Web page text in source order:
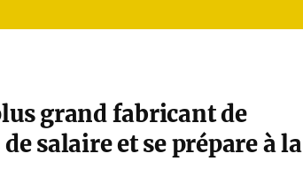
grand fabricant de
salaire et se prépare à la